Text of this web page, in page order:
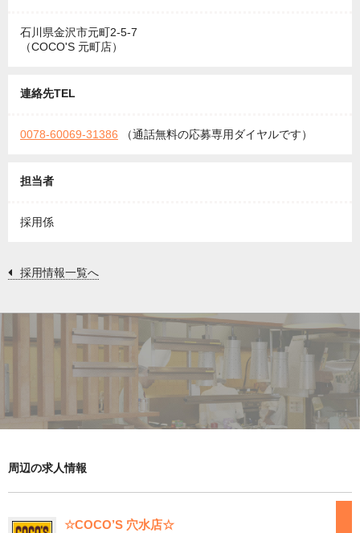
石川県金沢市元町2-5-7
（COCO'S 元町店）
連絡先TEL
0078-60069-31386 （通話無料の応募専用ダイヤルです）
担当者
採用係
採用情報一覧へ
周辺の求人情報
☆COCO’S 穴水店☆